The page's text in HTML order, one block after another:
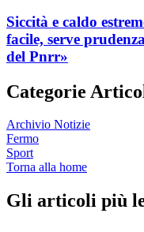
Siccità e caldo
facile, serve
del Pnrr»
Categorie
Archivio Notizie
Fermo
Sport
Torna alla home
Gli articoli più